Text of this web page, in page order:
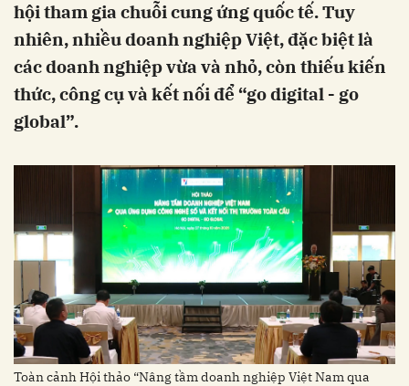
hội tham gia chuỗi cung ứng quốc tế. Tuy
nhiên, nhiều doanh nghiệp Việt, đặc biệt là
các doanh nghiệp vừa và nhỏ, còn thiếu kiến
thức, công cụ và kết nối để “go digital - go
global”.
Toàn cảnh Hội thảo “Nâng tầm doanh nghiệp Việt Nam qua